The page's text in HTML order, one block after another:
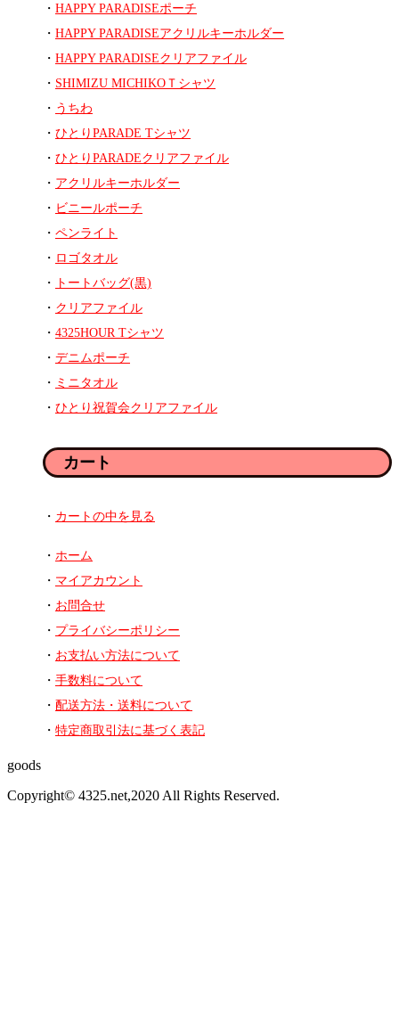
HAPPY PARADISEポーチ
HAPPY PARADISEアクリルキーホルダー
HAPPY PARADISEクリアファイル
SHIMIZU MICHIKOＴシャツ
うちわ
ひとりPARADE Tシャツ
ひとりPARADEクリアファイル
アクリルキーホルダー
ビニールポーチ
ペンライト
ロゴタオル
トートバッグ(黒)
クリアファイル
4325HOUR Tシャツ
デニムポーチ
ミニタオル
ひとり祝賀会クリアファイル
カート
カートの中を見る
ホーム
マイアカウント
お問合せ
プライバシーポリシー
お支払い方法について
手数料について
配送方法・送料について
特定商取引法に基づく表記
goods
Copyright© 4325.net,2020 All Rights Reserved.